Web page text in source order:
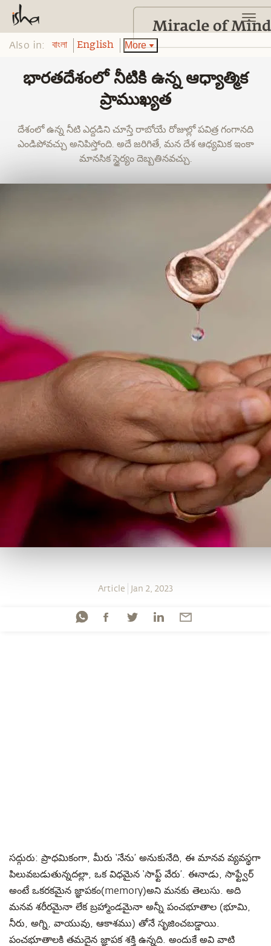
Also in: বাংলা English More
భారతదేశంలో నీటికి ఉన్న ఆధ్యాత్మిక
ప్రాముఖ్యత
దేశంలో ఉన్న నీటి ఎద్దడిని చూస్తే రాబోయే రోజుల్లో పవిత్ర గంగానది
ఎండిపోవచ్చు అనిపిస్తోంది. అదే జరిగితే, మన దేశ ఆధ్యమిక ఇంకా
మానసిక స్ధైర్యం దెబ్బతినవచ్చు.
Article Jan 2, 2023
సద్గురు: ప్రాధమికంగా, మీరు ‘నేను’ అనుకునేది, ఈ మానవ వ్యవస్థగా
పిలువబడుతున్నదల్లా, ఒక విధమైన ‘సాఫ్ట్ వేరు’. ఈనాడు, సాఫ్ట్వేర్
అంటే ఒకరకమైన జ్ఞాపకం(memory)అని మనకు తెలుసు. అది
మనవ శరీరమైనా లేక బ్రహ్మాండమైనా అన్నీ పంచభూతాల (భూమి,
నీరు, అగ్ని, వాయువు, ఆకాశము) తోనే సృజించబడ్డాయి.
పంచభూతాలకి తమదైన జ్ఞాపక శక్తి ఉన్నది. అందుకే అవి వాటి